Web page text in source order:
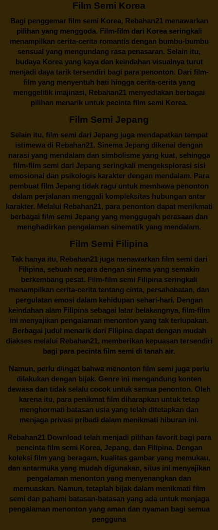
Film Semi Korea
Bagi penggemar film semi Korea, Rebahan21menawarkan
pilihan yang menggoda. Film-film dari Korea seringkali
menampilkan cerita-cerita romantis dengan bumbu-bumbu
sensual yang mengundang rasa penasaran. Selain itu,
budaya Korea yang kaya dan keindahan visualnya turut
menjadi daya tarik tersendiri bagi para penonton. Dari film-
film yang menyentuh hati hingga cerita-cerita yang
menggelitik imajinasi, Rebahan21 menyediakan berbagai
pilihan menarik untuk pecinta film semi Korea.
Film Semi Jepang
Selain itu, film semi dari Jepang juga mendapatkan tempat
istimewa di Rebahan21. Sinema Jepang dikenal dengan
narasi yang mendalam dan simbolisme yang kuat, sehingga
film-film semi dari Jepang seringkali mengeksplorasi sisi
emosional dan psikologis karakter dengan mendalam. Para
pembuat film Jepang tidak ragu untuk membawa penonton
dalam perjalanan menggali kompleksitas hubungan antar
karakter. Melalui Rebahan21, para penonton dapat menikmati
berbagai film semi Jepang yang menggugah perasaan dan
menghadirkan pengalaman sinematik yang mendalam.
Film Semi Filipina
Tak hanya itu, Rebahan21juga menawarkan film semi dari
Filipina, sebuah negara dengan sinema yang semakin
berkembang pesat. Film-film semi Filipina seringkali
menampilkan cerita-cerita tentang cinta, persahabatan, dan
pergulatan emosi dalam kehidupan sehari-hari. Dengan
keindahan alam Filipina sebagai latar belakangnya, film-film
ini menyajikan pengalaman menonton yang tak terlupakan.
Berbagai judul menarik dari Filipina dapat dengan mudah
diakses melalui Rebahan21, memberikan kepuasan tersendiri
bagi para pecinta film semi di tanah air.
Namun, perlu diingat bahwa menonton film semi juga perlu
dilakukan dengan bijak. Genre ini mengandung konten
dewasa dan tidak selalu cocok untuk semua penonton. Oleh
karena itu, para penikmat film diharapkan untuk tetap
menghormati batasan usia yang telah ditetapkan dan
menjaga privasi pribadi dalam menikmati hiburan ini.
Rebahan21Download telah menjadi pilihan favorit bagi para
pencinta film semi Korea, Jepang, dan Filipina. Dengan
koleksi film yang beragam, kualitas gambar yang memukau,
dan antarmuka yang mudah digunakan, situs ini menyajikan
pengalaman menonton yang menyenangkan dan
memuaskan. Namun, tetaplah bijak dalam menikmati film
semi dan pahami batasan-batasan yang ada untuk menjaga
pengalaman menonton yang aman dan nyaman bagi semua
pengguna